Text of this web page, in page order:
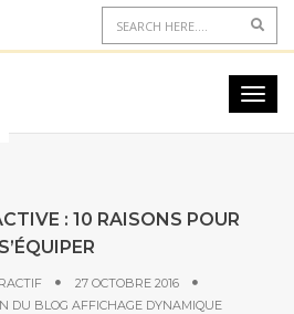
: 10 RAISONS POUR
S’ÉQUIPER
27 OCTOBRE 2016
DU BLOG AFFICHAGE DYNAMIQUE